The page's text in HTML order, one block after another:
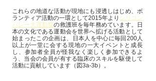
これらの地道な活動が現地にも浸透しはじめ、ボ
ランティア活動の一環として2015年より シリコン
バレー大運動祭の救護班を毎年務めています。日
本の文化である運動会を世界へ拡げる活動として
始まったこの企画は、日本人を中心に毎回200人
以上が一堂に会する現地の一大イベントと成長
し、参加者全員が怪我なく楽しく参加できるよ
う、当会の会員が有する臨床のスキルを駆使して
活動に貢献しています（図3a-3b）。